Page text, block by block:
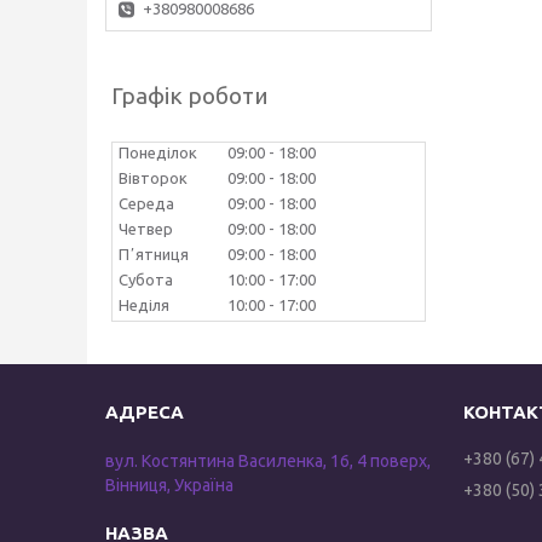
+380980008686
Графік роботи
Понеділок 09:00
18:00
Вівторок
09:00
18:00
Середа
09:00
18:00
Четвер
09:00
18:00
Пʼятниця
09:00
18:00
Субота
10:00
17:00
Неділя
10:00 17:00
вул. Костянтина Василенка, 16, 4 поверх,
Вінниця, Україна
+380 (67)
+380 (50)